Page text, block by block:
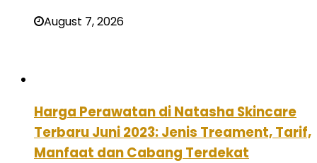
August 7, 2026
Harga Perawatan di Natasha Skincare
Terbaru Juni 2023: Jenis Treament, Tarif,
Manfaat dan Cabang Terdekat